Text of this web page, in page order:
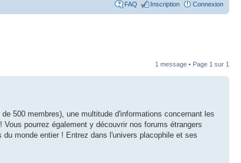
FAQ Inscription Connexion
1 message • Page 1 sur 1
500 membres), une multitude d'informations concernant les
pourrez également y découvrir nos forums étrangers
monde entier ! Entrez dans l'univers placophile et ses